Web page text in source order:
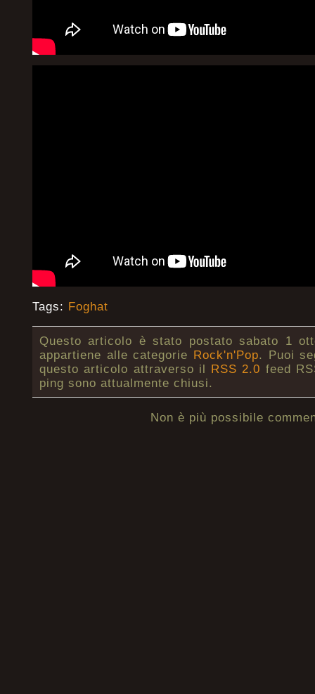
Tags: Foghat
Questo articolo è stato postato sabato 1
appartiene alle categorie Rock'n'Pop. Puoi
questo articolo attraverso il RSS 2.0 feed
ping sono attualmente chiusi.
Non è più possibile